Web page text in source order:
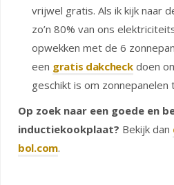
vrijwel gratis. Als ik kijk naar
zo’n 80% van ons
opwekken met de 6
een gratis dakcheckdoen
geschikt is om zonnepanelen
Op zoek naar een goede en
inductiekookplaat? Bekijk dan
bol.com.